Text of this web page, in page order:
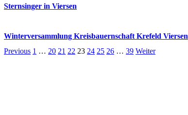
Sternsinger in Viersen
Winterversammlung Kreisbauernschaft Krefeld Viersen
Previous 1 … 20 21 22 23 24 25 26 … 39 Weiter